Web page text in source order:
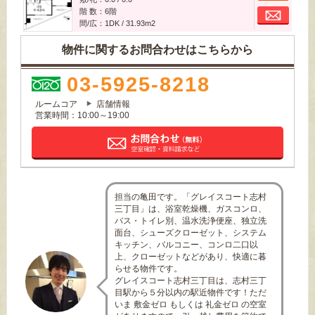
階 数：6階
間/広：1DK / 31.93m2
物件に関するお問合わせはこちらから
03-5925-8218
ルームコア
店舗情報
営業時間：10:00～19:00
担当の亀田です。「グレイスコート志村
三丁目」は、浴室乾燥機、ガスコンロ、
バス・トイレ別、温水洗浄便座、独立洗
面台、シューズクローゼット、システム
キッチン、バルコニー、コンロ二口以
上、クローゼットなどがあり、快適に暮
らせる物件です。
グレイスコート志村三丁目は、志村三丁
目駅から５分以内の駅近物件です！ただ
いま 敷金ゼロ もしくは 礼金ゼロ の空室